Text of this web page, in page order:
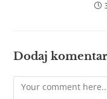
Dodaj